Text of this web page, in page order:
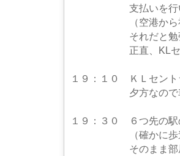
支払いを行いまし
（空港から社長に
それだと勉強にな
正直、KLセントラ
１９：１０ ＫＬセント
夕方なので車内は
１９：３０ ６つ先の駅
（確かに歩道は濡
そのまま部屋に